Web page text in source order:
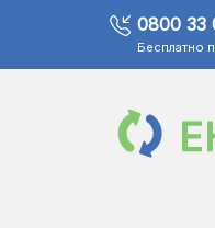
0800 33
Бесплатно